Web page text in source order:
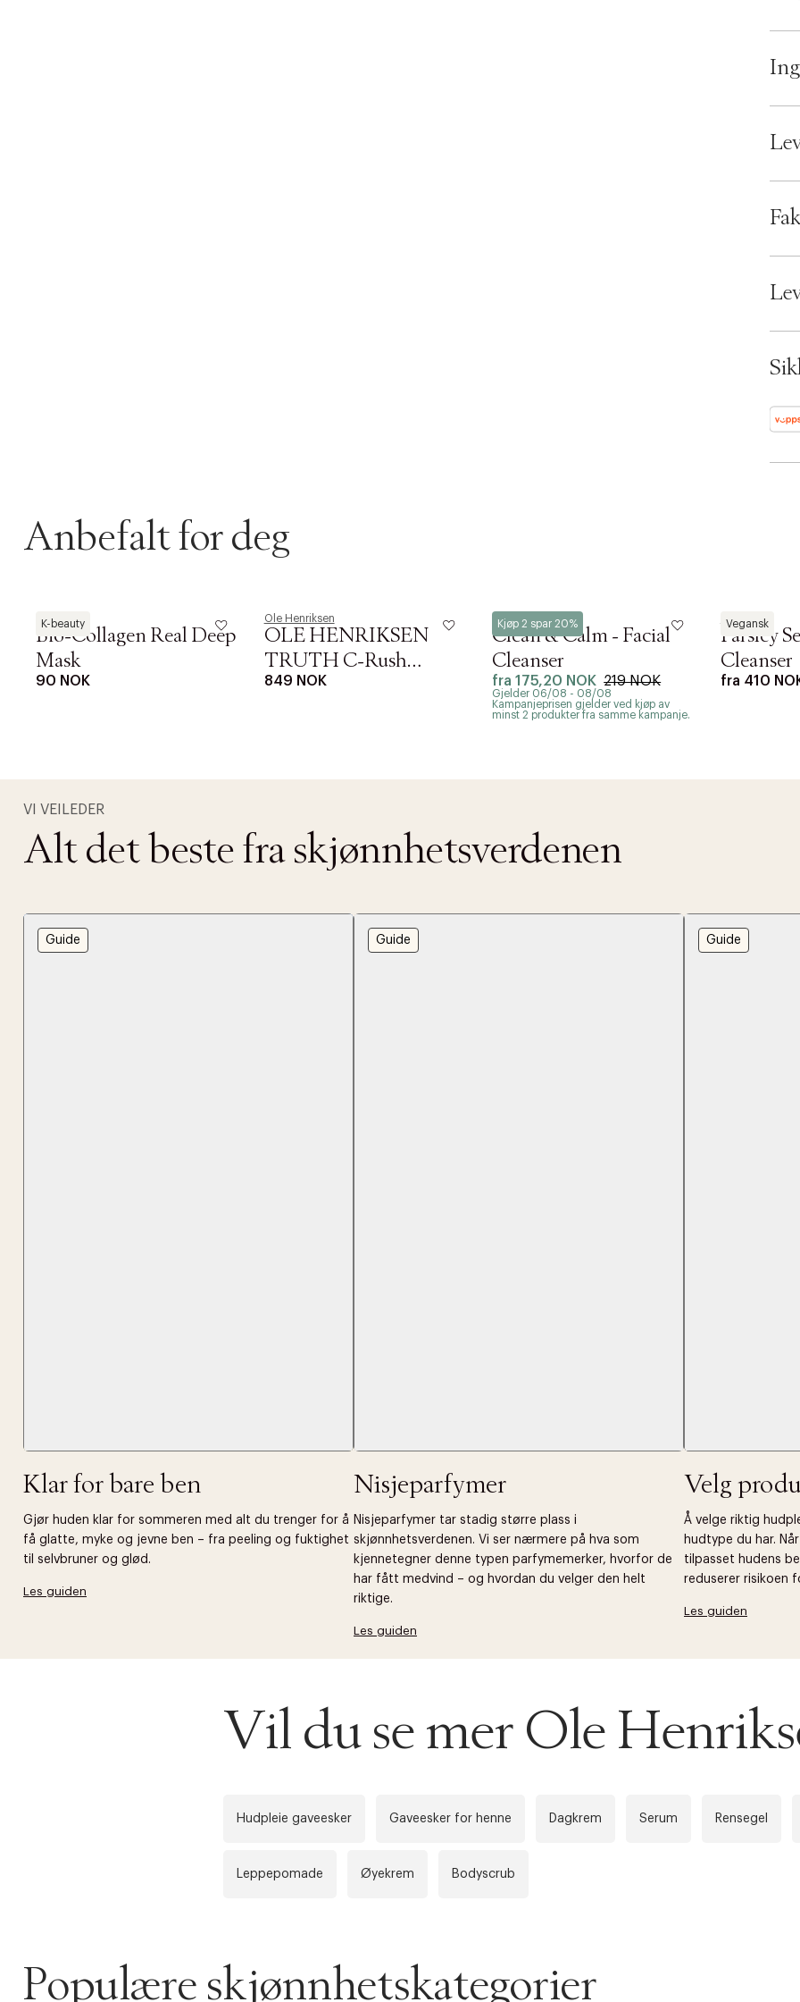
Ax
Anbefalt for deg
K-beauty
Biodance
Bio-Collagen Real Deep
Mask
90 NOK
Ole Henriksen
OLE HENRIKSEN
TRUTH C-Rush
Brightening Double
849 NOK
Kjøp 2 spar 20%
Löwengrip
Clean & Calm - Facial
Cleanser
fra 175,20 NOK 219 NOK
Gjelder 06/08 - 08/08
Kampanjeprisen gjelder ved kjøp av
minst 2 produkter fra samme kampanje.
Vegansk
Aesop
Parsley
Cleanser
fra 410
VI VEILEDER
Alt det beste fra skjønnhetsverdenen
Guide
Klar for bare ben
Gjør huden klar for sommeren med alt du trenger for å
få glatte, myke og jevne ben – fra peeling og fuktighet
til selvbruner og glød.
Les guiden
Guide
Nisjeparfymer
Nisjeparfymer tar stadig større plass i
skjønnhetsverdenen. Vi ser nærmere på hva som
kjennetegner denne typen parfymemerker, hvorfor de
har fått medvind – og hvordan du velger den helt
riktige.
Les guiden
Guide
Velg
Å velge riktig
hudtype du har.
tilpasset hudens
reduserer risikoen
Les guiden
Forrige
Vil du se mer Ole
Hudpleie gaveesker Gaveesker for henne Dagkrem Serum Rensegel
Leppepomade Øyekrem Bodyscrub
Populære skjønnhetskategorier
30 dagers returrett
TILFØY NYTT ØNSKE
DESSVERRE KAN IKKE PRODUKTET BLI FUNNET